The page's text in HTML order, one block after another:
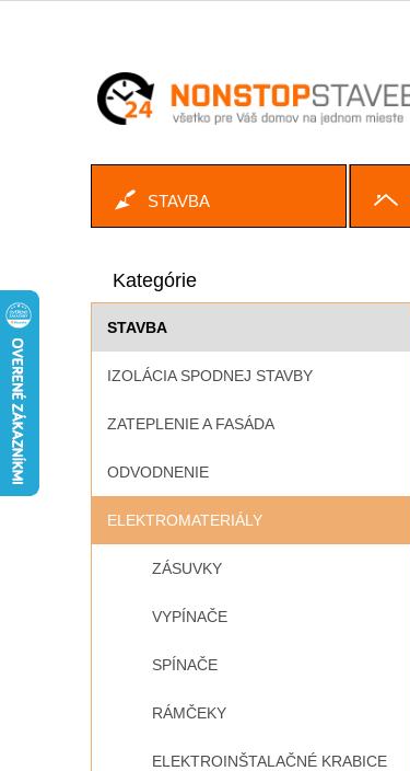
STAVBA
n
p
kategórie
Kategórie
STAVBA
IZOLÁCIA SPODNEJ STAVBY
ZATEPLENIE A FASÁDA
ODVODNENIE
ELEKTROMATERIÁLY
ZÁSUVKY
VYPÍNAČE
SPÍNAČE
RÁMČEKY
ELEKTROINŠTALAČNÉ KRABICE